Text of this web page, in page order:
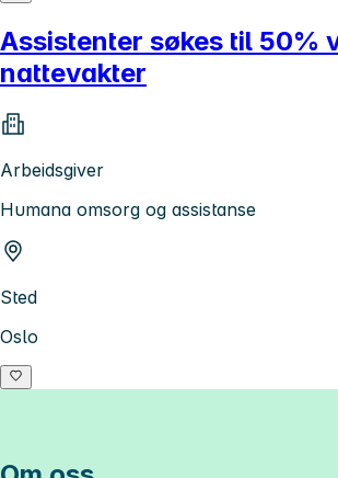
Assistenter søkes til 50%
nattevakter
Arbeidsgiver
Humana omsorg og assistanse
Sted
Oslo